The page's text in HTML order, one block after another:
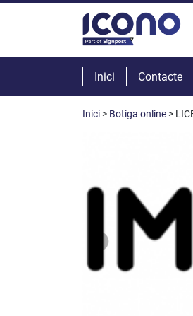
Inici Contacte
Inici > Botiga online >